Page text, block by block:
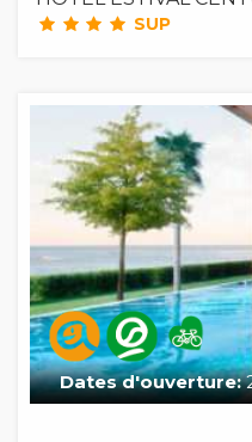
SUP
Dates d'ouverture: